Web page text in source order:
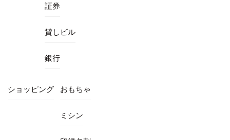
証券
貸しビル
銀行
ショッピング おもちゃ
ミシン